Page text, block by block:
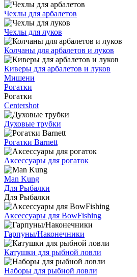
Чехлы для арбалетов
Чехлы для луков
Колчаны для арбалетов и луков
Киверы для арбалетов и луков
Мишени
Рогатки
Рогатки
Centershot
Духовые трубки
Рогатки Barnett
Аксессуары для рогаток
Man Kung
Для Рыбалки
Для Рыбалки
Аксессуары для BowFishing
Гарпуны/Наконечники
Катушки для рыбной ловли
Наборы для рыбной ловли